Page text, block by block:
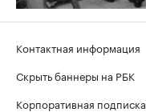
Контактная информация
Скрыть баннеры на РБК
Корпоративная подписка